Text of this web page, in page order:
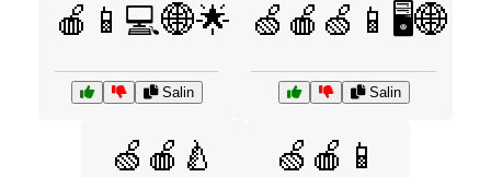
🍎📱💻🌐🌟
Salin
🍏🍎🍏📱🖥️🌐
Salin
🍏🍎🍐 🍏🍎📱